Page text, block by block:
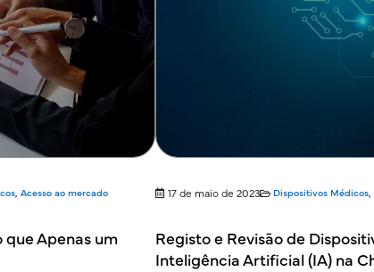
, Acesso ao mercado
que Apenas um
17 de maio de 2023 Dispositivos Médicos,
Registo e Revisão de
Inteligência Artificial (IA) na